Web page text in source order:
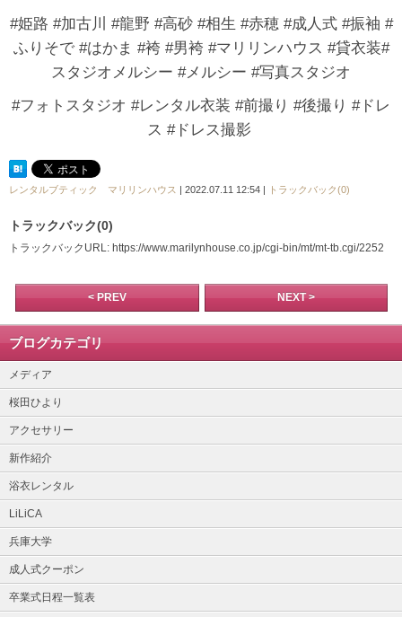
#姫路 #加古川 #龍野 #高砂 #相生 #赤穂 #成人式 #振袖 #
ふりそで #はかま #袴 #男袴 #マリリンハウス #貸衣装#
スタジオメルシー #メルシー #写真スタジオ
#フォトスタジオ #レンタル衣装 #前撮り #後撮り #ドレ
ス #ドレス撮影
レンタルブティック マリリンハウス | 2022.07.11 12:54 | トラックバック(0)
トラックバック(0)
トラックバックURL: https://www.marilynhouse.co.jp/cgi-bin/mt/mt-tb.cgi/2252
< PREV NEXT >
ブログカテゴリ
メディア
桜田ひより
アクセサリー
新作紹介
浴衣レンタル
LiLiCA
兵庫大学
成人式クーポン
卒業式日程一覧表